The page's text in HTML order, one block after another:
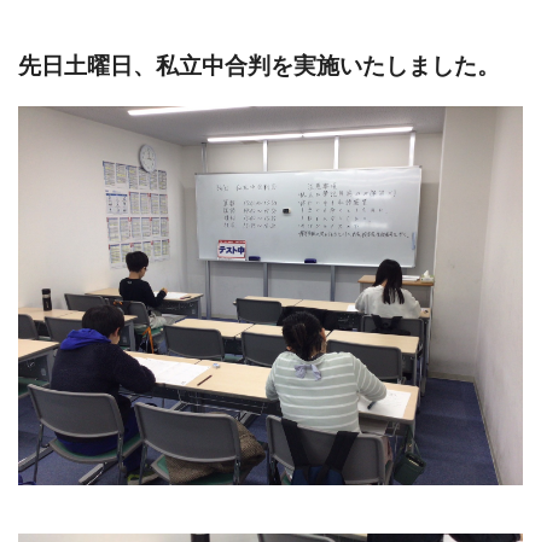
先日土曜日、私立中合判を実施いたしました。